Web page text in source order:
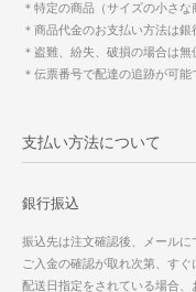
＊特定の商品（サイズの小さ
＊商品代金のお支払い方法は銀
＊盗難、紛失、破損の場合は無
＊伝票番号で配達の追跡が可能
支払い方法について
銀行振込
振込先は注文確認後、メールに
ご入金の確認が取れ次第、すぐ
配送日指定をされている場合